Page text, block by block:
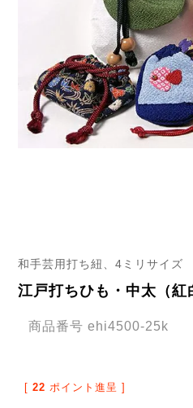
和手芸用打ち紐、4ミリサイズ
江戸打ちひも・中太（紅
商品番号 ehi4500-25k
[ 22 ポイント進呈 ]